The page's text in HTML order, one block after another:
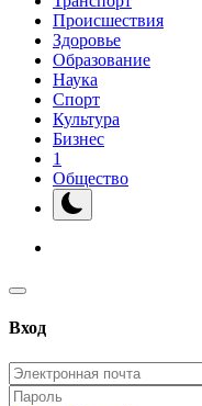
Происшествия
Здоровье
Образование
Наука
Спорт
Культура
Бизнес
1
Общество
Вход